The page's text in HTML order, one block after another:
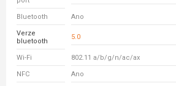
Bluetooth Ano
Verze
bluetooth
5.0
Wi-Fi 802.11 a/b/g/n/ac/ax
NFC Ano